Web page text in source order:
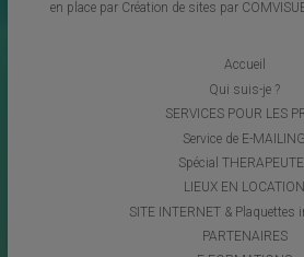
en place par Création de sites par
Accueil
Qui suis-je ?
SERVICES POUR LES
Service de E-MAILING
Spécial
LIEUX EN LOCATION
SITE INTERNET & Plaquettes
PARTENAIRES